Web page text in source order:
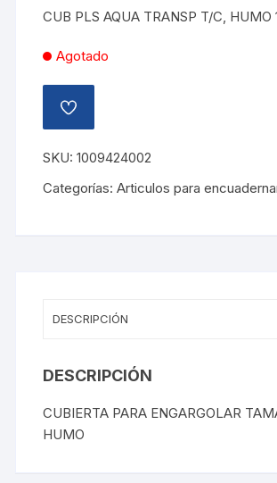
CUB PLS AQUA TRANSP T/C, HUMO
Agotado
AÑADIR
A
LISTA
DE
DESEOS
SKU:1009424002
Categorías:Articulos para
DESCRIPCIÓN
DESCRIPCIÓN
CUBIERTA PARA ENGARGOLAR
HUMO